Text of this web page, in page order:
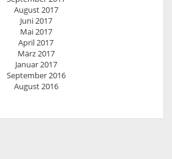
August 2017
Juni 2017
Mai 2017
April 2017
März 2017
Januar 2017
September 2016
August 2016